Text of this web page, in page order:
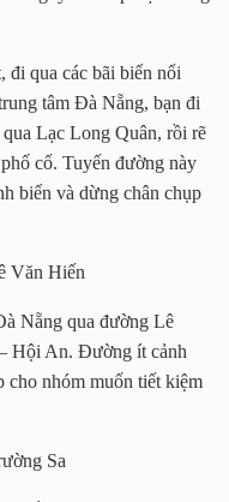
đi qua các bãi biển nổi
tâm Đà Nẵng, bạn đi
Lạc Long Quân, rồi rẽ
cổ. Tuyến đường này
biển và dừng chân chụp
Văn Hiến
Nẵng qua đường Lê
Hội An. Đường ít cảnh
cho nhóm muốn tiết kiệm
Sa